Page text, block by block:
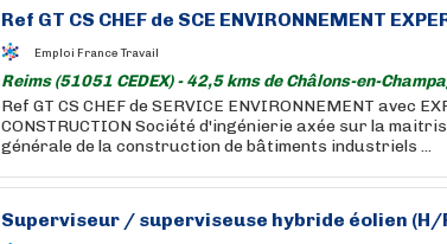
Ref GT CS CHEF de SCE ENVIRONNEMENT
Emploi France Travail
Reims (51051 CEDEX) - 42,5 kms de Châlons-en-
Ref GT CS CHEF de SERVICE ENVIRONNEMENT avec
CONSTRUCTION Société d'ingénierie axée sur la
générale de la construction de bâtiments industriels ...
Superviseur / superviseuse hybride éolien (H/